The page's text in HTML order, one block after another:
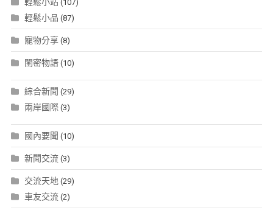
(107)
輕鬆小品 (87)
寵物分享(8)
閨密物語(10)
綜合新聞 (29)
兩岸國際(3)
國內要聞 (10)
新聞交流(3)
交流天地 (29)
車友交流(2)